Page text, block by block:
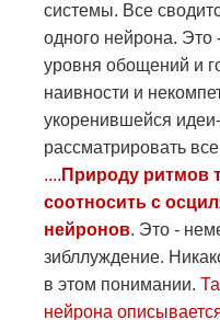
системы. Все
одного нейрона. Это
уровня обощений и
наивности и
укоренившейся
рассматрировать
.... Природу ритмов
соотносить с
нейронов. Это -
зибллуждение.
в этом понимании.
нейрона